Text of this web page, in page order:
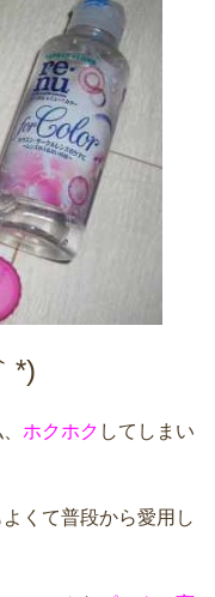
*)
ホクホク してしまい
くて普段から愛用し